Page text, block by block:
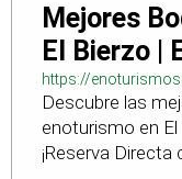
Mejores
El Bierzo |
https://
bodegas-en-leon
Descubre las
enoturismo en
¡Reserva Directa